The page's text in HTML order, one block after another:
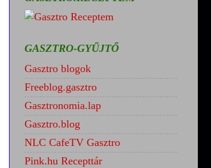
GASZTRO-GYŰJTŐ
Gasztro blogok
Freeblog.gasztro
Gasztronomia.lap
Gasztro.blog
NLC CafeTV Gasztro
Pink.hu Recepttár